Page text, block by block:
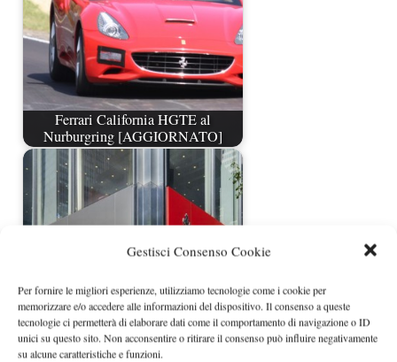
Gestisci Consenso Cookie
Per fornire le migliori esperienze, utilizziamo tecnologie come i cookie per
memorizzare e/o accedere alle informazioni del dispositivo. Il consenso a queste
tecnologie ci permetterà di elaborare dati come il comportamento di navigazione o ID
unici su questo sito. Non acconsentire o ritirare il consenso può influire negativamente
su alcune caratteristiche e funzioni.
Ferrari California HGTE al
Nurburgring [AGGIORNATO]
Nuovo Ferrari Store a New York